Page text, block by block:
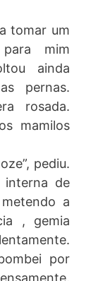
tomar um
mim
ainda
pernas.
rosada.
mamilos
pediu.
interna de
a
, gemia
por